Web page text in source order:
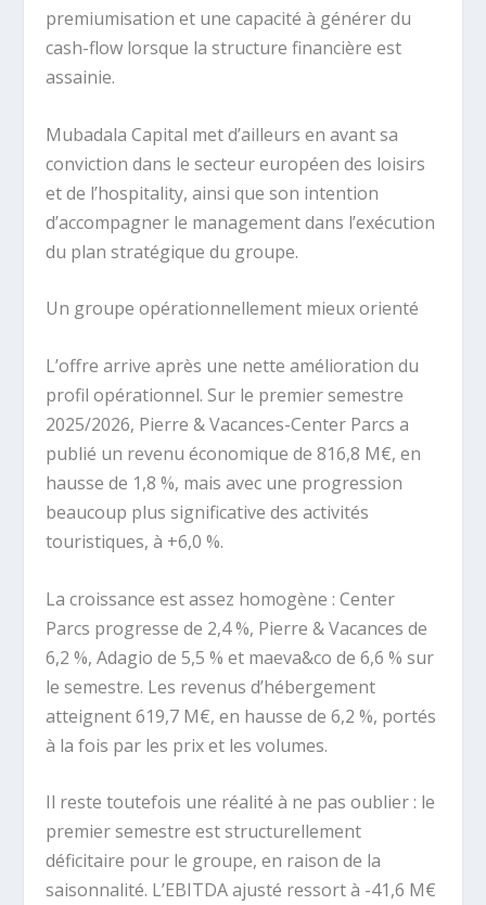
premiumisation et une capacité à générer du
cash-flow lorsque la structure financière est
assainie.
Mubadala Capital met d’ailleurs en avant sa
conviction dans le secteur européen des loisirs
et de l’hospitality, ainsi que son intention
d’accompagner le management dans l’exécution
du plan stratégique du groupe.
Un groupe opérationnellement mieux orienté
L’offre arrive après une nette amélioration du
profil opérationnel. Sur le premier semestre
2025/2026, Pierre & Vacances-Center Parcs a
publié un revenu économique de 816,8 M€, en
hausse de 1,8 %, mais avec une progression
beaucoup plus significative des activités
touristiques, à +6,0 %.
La croissance est assez homogène : Center
Parcs progresse de 2,4 %, Pierre & Vacances de
6,2 %, Adagio de 5,5 % et maeva&co de 6,6 % sur
le semestre. Les revenus d’hébergement
atteignent 619,7 M€, en hausse de 6,2 %, portés
à la fois par les prix et les volumes.
Il reste toutefois une réalité à ne pas oublier : le
premier semestre est structurellement
déficitaire pour le groupe, en raison de la
saisonnalité. L’EBITDA ajusté ressort à -41,6 M€